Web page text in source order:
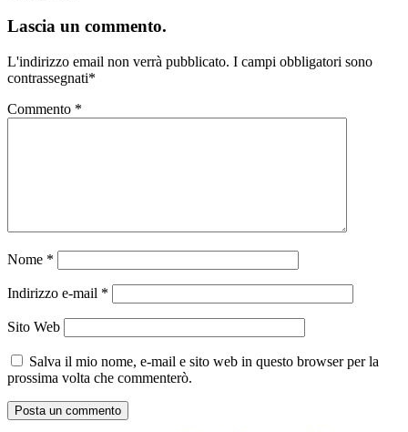
Lascia un commento.
L'indirizzo email non verrà pubblicato. I campi obbligatori sono
contrassegnati*
Commento *
Nome *
Indirizzo e-mail *
Sito Web
Salva il mio nome, e-mail e sito web in questo browser per la
prossima volta che commenterò.